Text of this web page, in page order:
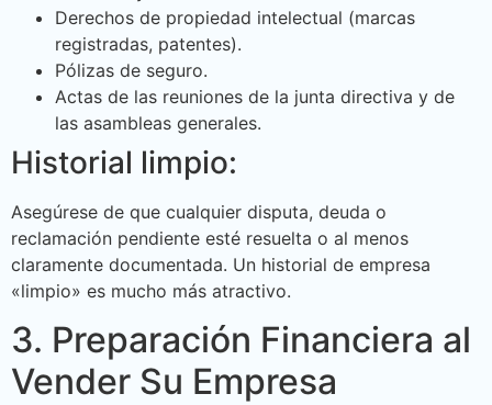
Derechos de propiedad intelectual (marcas
registradas, patentes).
Pólizas de seguro.
Actas de las reuniones de la junta directiva y de
las asambleas generales.
Historial limpio:
Asegúrese de que cualquier disputa, deuda o
reclamación pendiente esté resuelta o al menos
claramente documentada. Un historial de empresa
«limpio» es mucho más atractivo.
3. Preparación Financiera al
Vender Su Empresa